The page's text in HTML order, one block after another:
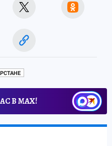
В МАХ!